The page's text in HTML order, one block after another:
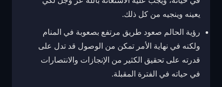
يعينه وينجيه من كل ذلك.
رؤية الحالم صعود طريق مرتفع بصعوبة في المنام
ولكنه في نهاية الأمر تمكن من الوصول قد تدل على
قدرته على تحقيق الكثير من الإنجازات والانتصارات
في حياته في الفترة المقبلة.